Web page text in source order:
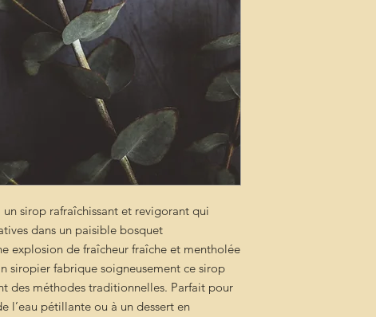
sirop rafraîchissant et revigorant qui
dans un paisible bosquet
explosion de fraîcheur fraîche et mentholée
siropier fabrique soigneusement ce sirop
des méthodes traditionnelles. Parfait pour
l’eau pétillante ou à un dessert en